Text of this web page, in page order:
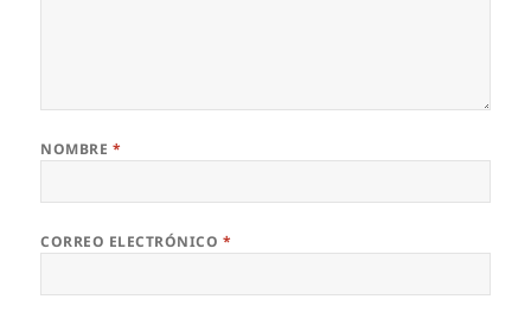
NOMBRE *
CORREO ELECTRÓNICO *